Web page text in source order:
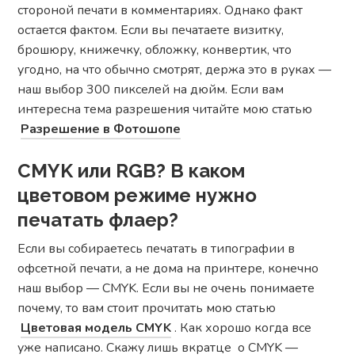
стороной печати в комментариях. Однако факт
остается фактом. Если вы печатаете визитку,
брошюру, книжечку, обложку, конвертик, что
угодно, на что обычно смотрят, держа это в руках —
наш выбор 300 пикселей на дюйм. Если вам
интересна тема разрешения читайте мою статью
Разрешение в Фотошопе
CMYK или RGB? В каком
цветовом режиме нужно
печатать флаер?
Если вы собираетесь печатать в типографии в
офсетной печати, а не дома на принтере, конечно
наш выбор — CMYK. Если вы не очень понимаете
почему, то вам стоит прочитать мою статью
Цветовая модель CMYK . Как хорошо когда все
уже написано. Скажу лишь вкратце о CMYK —